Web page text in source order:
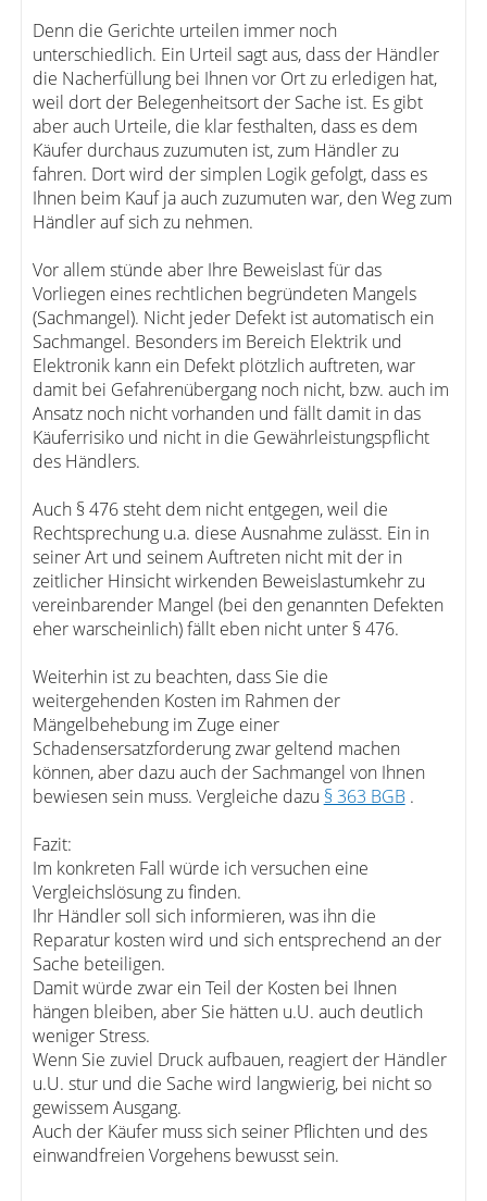
Denn die Gerichte urteilen immer noch
unterschiedlich. Ein Urteil sagt aus, dass der Händler
die Nacherfüllung bei Ihnen vor Ort zu erledigen hat,
weil dort der Belegenheitsort der Sache ist. Es gibt
aber auch Urteile, die klar festhalten, dass es dem
Käufer durchaus zuzumuten ist, zum Händler zu
fahren. Dort wird der simplen Logik gefolgt, dass es
Ihnen beim Kauf ja auch zuzumuten war, den Weg zum
Händler auf sich zu nehmen.
Vor allem stünde aber Ihre Beweislast für das
Vorliegen eines rechtlichen begründeten Mangels
(Sachmangel). Nicht jeder Defekt ist automatisch ein
Sachmangel. Besonders im Bereich Elektrik und
Elektronik kann ein Defekt plötzlich auftreten, war
damit bei Gefahrenübergang noch nicht, bzw. auch im
Ansatz noch nicht vorhanden und fällt damit in das
Käuferrisiko und nicht in die Gewährleistungspflicht
des Händlers.
Auch § 476 steht dem nicht entgegen, weil die
Rechtsprechung u.a. diese Ausnahme zulässt. Ein in
seiner Art und seinem Auftreten nicht mit der in
zeitlicher Hinsicht wirkenden Beweislastumkehr zu
vereinbarender Mangel (bei den genannten Defekten
eher warscheinlich) fällt eben nicht unter § 476.
Weiterhin ist zu beachten, dass Sie die
weitergehenden Kosten im Rahmen der
Mängelbehebung im Zuge einer
Schadensersatzforderung zwar geltend machen
können, aber dazu auch der Sachmangel von Ihnen
bewiesen sein muss. Vergleiche dazu § 363 BGB.
Fazit:
Im konkreten Fall würde ich versuchen eine
Vergleichslösung zu finden.
Ihr Händler soll sich informieren, was ihn die
Reparatur kosten wird und sich entsprechend an der
Sache beteiligen.
Damit würde zwar ein Teil der Kosten bei Ihnen
hängen bleiben, aber Sie hätten u.U. auch deutlich
weniger Stress.
Wenn Sie zuviel Druck aufbauen, reagiert der Händler
u.U. stur und die Sache wird langwierig, bei nicht so
gewissem Ausgang.
Auch der Käufer muss sich seiner Pflichten und des
einwandfreien Vorgehens bewusst sein.